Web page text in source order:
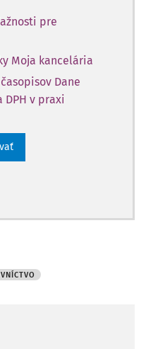
pre
Moja kancelária
Dane
v praxi